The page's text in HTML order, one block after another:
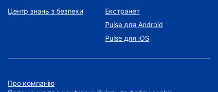
Центр знань з безпеки
Екстранет
Pulse для Android
Pulse для iOS
Про компанію